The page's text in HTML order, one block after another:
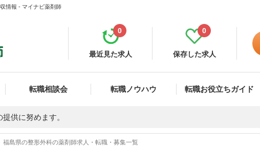
情報 - マイナビ薬剤師
最近見た求人
0
保存した求人
0
転職相談会 転職ノウハウ 転職お役立ちガイド
供に努めます。
福島県の整形外科の薬剤師求人・転職・募集一覧